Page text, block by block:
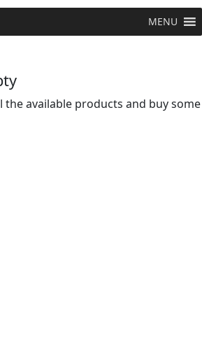
MENU
the available products and buy some